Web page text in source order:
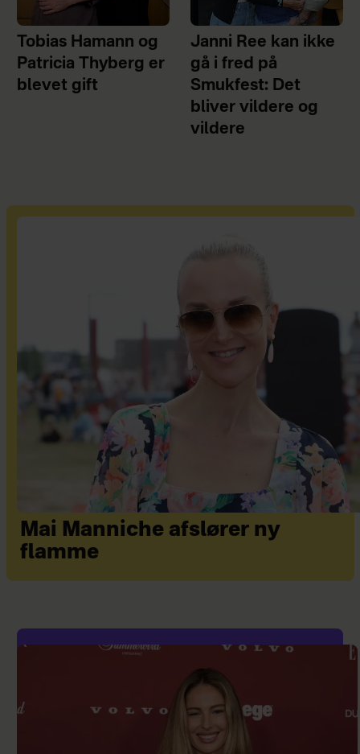
Tobias Hamann og
Patricia Thyberg er
blevet gift
Janni Ree kan ikke
gå i fred på
Smukfest: Det
bliver vildere og
vildere
Mai Manniche afslører ny
flamme